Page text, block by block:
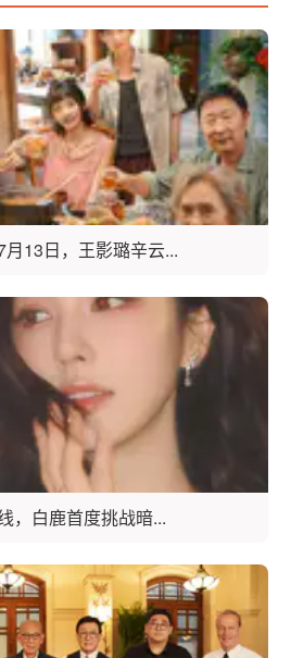
13日，王影璐辛云...
，白鹿首度挑战暗...